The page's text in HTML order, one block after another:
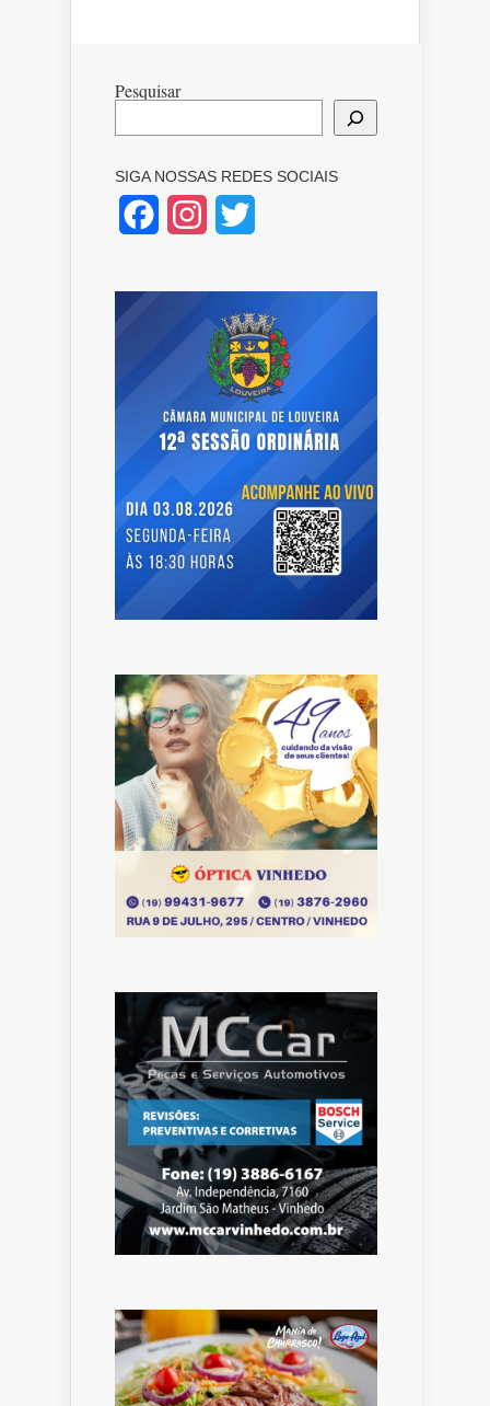
Pesquisar
SIGA NOSSAS REDES SOCIAIS
FacebookInstagram